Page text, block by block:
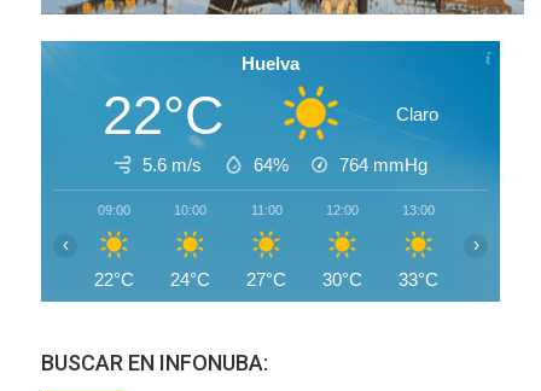
Huelva
22°C Claro
5.6 m/s 64% 764 mmHg
09:00
22°C
10:00
24°C
11:00
27°C
12:00
30°C
13:00
33°C
‹ ›
BUSCAR EN INFONUBA: